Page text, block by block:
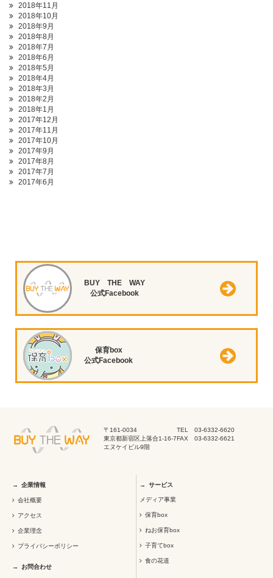
2018年11月
2018年10月
2018年9月
2018年8月
2018年7月
2018年6月
2018年5月
2018年4月
2018年3月
2018年2月
2018年1月
2017年12月
2017年11月
2017年10月
2017年9月
2017年8月
2017年7月
2017年6月
BUY THE WAY
公式Facebook
保育box
公式Facebook
〒161-0034
東京都新宿区上落合1-16-7
エヌケイビル9階
TEL 03-6332-6620
FAX 03-6332-6621
企業情報
会社概要
アクセス
企業理念
プライバシーポリシー
お問合わせ
サービス
メディア事業
保育box
ねお保育box
子育てbox
食の花道